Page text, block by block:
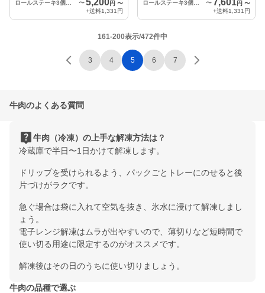
〜 5,200円 〜
+送料1,331円
〜7,601円 〜
+送料1,331円
161-200表示/472件中
3 4 5 6 7
牛肉のよくある質問
live_help牛肉（冷凍）の上手な解凍方法は？
冷蔵庫で半日〜1日かけて解凍します。
ドリップを受けられるよう、パックごとトレーにのせると後
片づけがラクです。
急ぐ場合は袋に入れて空気を抜き、氷水に浸けて解凍しまし
ょう。
電子レンジ解凍はムラが出やすいので、薄切りなど短時間で
使い切る用途に限定するのがオススメです。
解凍後はその日のうちに使い切りましょう。
牛肉の品種で選ぶ